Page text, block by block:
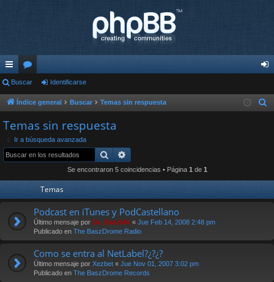
nl
ac
es
rá
pi
or
os nti
Buscar Identificarse
Índice general Buscar Temas sin respuesta
Temas sin respuesta
Ir a búsqueda avanzada
Buscar
Se encontraron 5 coincidencias • Página 1 de 1
Temas
Podcast en iTunes y PodCastellano
Último mensaje por Da_BaszMo « Jue Feb 14, 2008 2:48 pm
Publicado en The BaszDrome Radio
Como se entra al NetLabel?¿?¿?
Último mensaje por Xezbet « Jue Nov 01, 2007 3:02 pm
Publicado en The BaszDrome Records